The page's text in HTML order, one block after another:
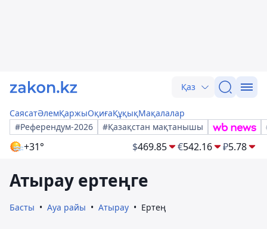
Қаз
СаясатӘлемҚаржыОқиғаҚұқықМақалалар
#Референдум-2026
#Қазақстан мақтанышы
+31° $469.85 €542.16 ₽5.78
Атырау ертеңге
Басты Ауа райы Атырау Ертең